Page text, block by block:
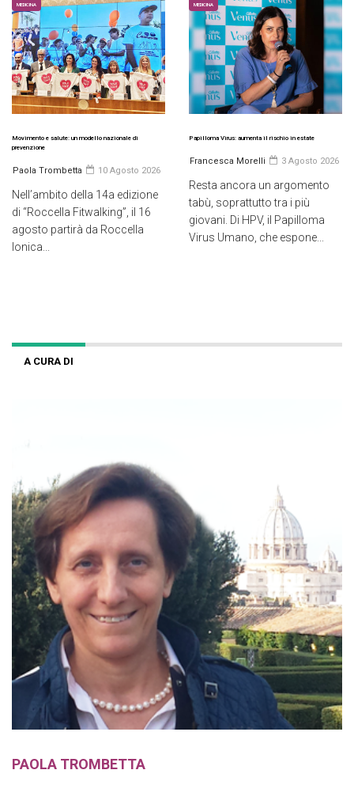
MEDICINA
Movimento e salute: un modello nazionale di
prevenzione
Paola Trombetta 10 Agosto 2026
Nell’ambito della 14a edizione
di “Roccella Fitwalking”, il 16
agosto partirà da Roccella
Ionica...
MEDICINA
Papilloma Virus: aumenta il rischio in estate
Francesca Morelli 3 Agosto 2026
Resta ancora un argomento
tabù, soprattutto tra i più
giovani. Di HPV, il Papilloma
Virus Umano, che espone...
A CURA DI
PAOLA TROMBETTA